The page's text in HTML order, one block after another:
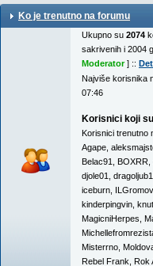
Ko je trenutno na forumu
Ukupno su 2074
sakrivenih i
Moderator] ::
Najviše korisnika
07:46
Korisnici koji
Korisnici trenutno
Agape
Belac91
BOXRR
djole01
iceburn
kinderpingvin
MagicniHerpes
Misterrno
Rebel Frank Rok